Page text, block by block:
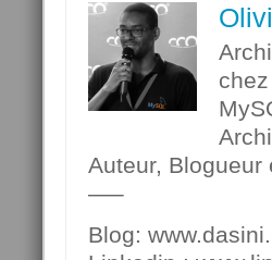
Auteur, Blogueur
—–
Blog: